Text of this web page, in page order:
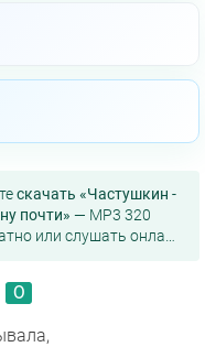
скачать «Частушкин -
почти» — MP3 320
или слушать онлайн
0